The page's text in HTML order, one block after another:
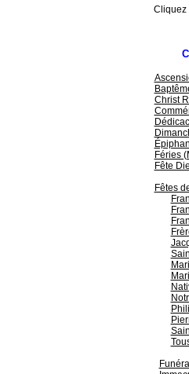
Cliquez
Christ
Féries
Fête
Fêtes